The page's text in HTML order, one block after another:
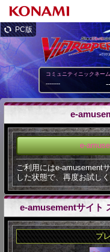
PC版
コミュニティニックネーム
--------
e-
e-
ご利用にはe-amusement
した状態で、再度お試しく
e-amusementサイト
プ